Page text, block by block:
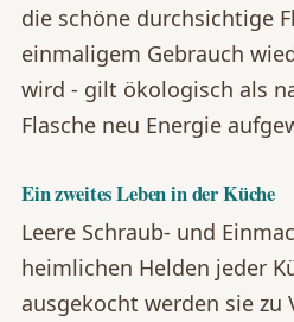
die schöne durchsichtige
einmaligem Gebrauch
wird - gilt ökologisch als
Flasche neu Energie
Ein zweites Leben in der Küche
Leere Schraub- und
heimlichen Helden jeder
ausgekocht werden sie zu